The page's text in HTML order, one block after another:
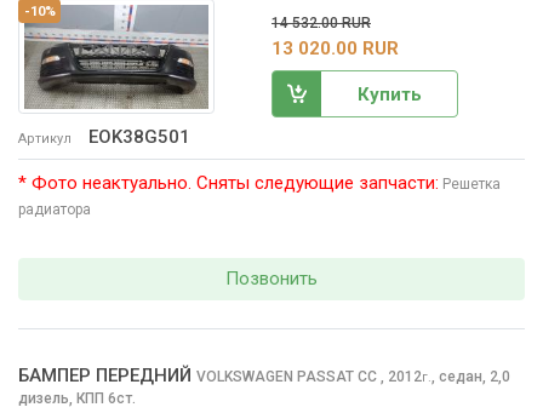
-10%
Артикул EOK38G501
14 532.00 RUR
13 020.00 RUR
Купить
* Фото неактуально. Сняты следующие запчасти: Решетка
радиатора
Позвонить
БАМПЕР ПЕРЕДНИЙ VOLKSWAGEN PASSAT CC , 2012г.
седан, 2,0
дизель, КПП 6ст.